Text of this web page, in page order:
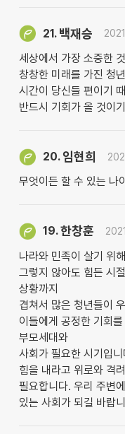
21. 백재승
세상에서 가장 소중한
창창한 미래를 가진 청
시간이 당신들 편이기
반드시 기회가 올 것이
20. 임현희
무엇이든 할 수 있는 나
19.한창훈
나라와 민족이 살기 위
그렇지 않아도 힘든 시
상황까지
겹쳐서 많은 청년들이
이들에게 공정한 기회
부모세대와
사회가 필요한 시기입
힘을 내라고 위로와 격
필요합니다. 우리 주변
있는 사회가 되길 바랍